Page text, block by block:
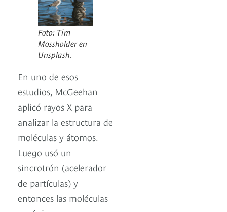
Foto: Tim
Mossholder en
Unsplash.
En uno de esos
estudios, McGeehan
aplicó rayos X para
analizar la estructura de
moléculas y átomos.
Luego usó un
sincrotrón (acelerador
de partículas) y
entonces las moléculas